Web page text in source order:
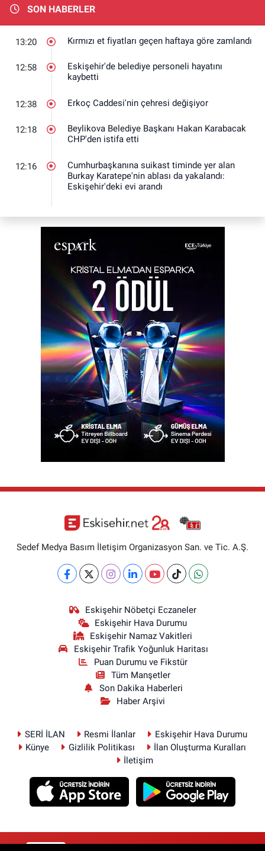
SON HABERLER
13:20 Kırmızı et fiyatları geçen haftaya göre zamlandı
12:58
Eskişehir'de belediye personeli hayatını
kaybetti
12:38 Erkoç Caddesi'nin çehresi değişiyor
12:18
Beylikova Belediye Başkanı Hakan Karabacak
CHP'den istifa etti
12:16
Cumhurbaşkanına suikast timinde yer alan
Burkay Karatepe'nin ablası da yakalandı:
Eskişehir'deki evi arandı
Sedef Medya Basım İletişim Organizasyon San. ve Tic. A.Ş.
Eskişehir Nöbetçi Eczaneler
Eskişehir Hava Durumu
Eskişehir Namaz Vakitleri
Eskişehir Trafik Yoğunluk Haritası
Puan Durumu ve Fikstür
Tüm Manşetler
Son Dakika Haberleri
Haber Arşivi
SERİ İLAN Resmi İlanlar
Eskişehir Hava Durumu
Künye
Gizlilik Politikası
İlan Oluşturma Kuralları
İletişim